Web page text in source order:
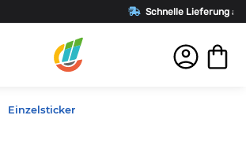
aus Deutschland
Einzelsticker